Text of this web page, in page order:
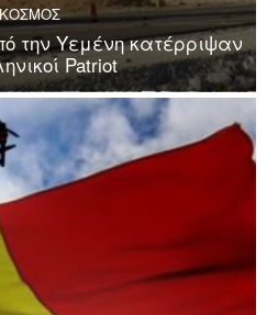
την Υεμένη κατέρριψαν
Patriot